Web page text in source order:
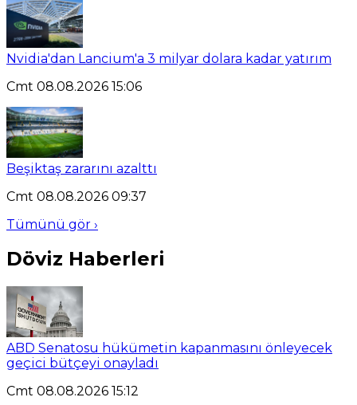
Nvidia'dan Lancium'a 3 milyar dolara kadar yatırım
Cmt 08.08.2026 15:06
Beşiktaş zararını azalttı
Cmt 08.08.2026 09:37
Tümünü gör ›
Döviz Haberleri
ABD Senatosu hükümetin kapanmasını önleyecek
geçici bütçeyi onayladı
Cmt 08.08.2026 15:12